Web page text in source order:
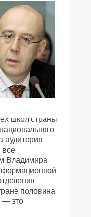
школ страны
аудитория
все
Владимира
половина
— это